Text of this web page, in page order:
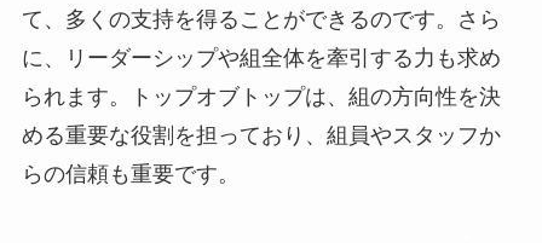
て、多くの支持を得ることができるのです。さら
に、リーダーシップや組全体を牽引する力も求め
られます。トップオブトップは、組の方向性を決
める重要な役割を担っており、組員やスタッフか
らの信頼も重要です。